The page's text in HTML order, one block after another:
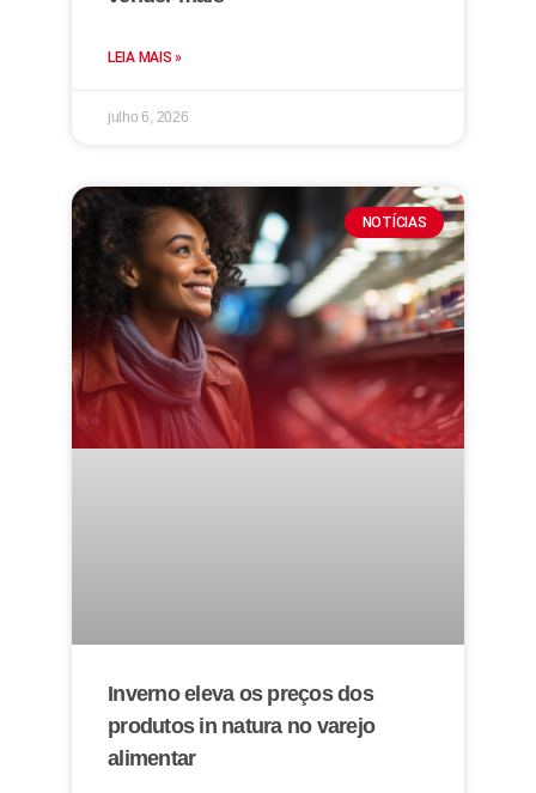
LEIA MAIS »
julho 6, 2026
NOTÍCIAS
Inverno eleva os preços dos
produtos in natura no varejo
alimentar